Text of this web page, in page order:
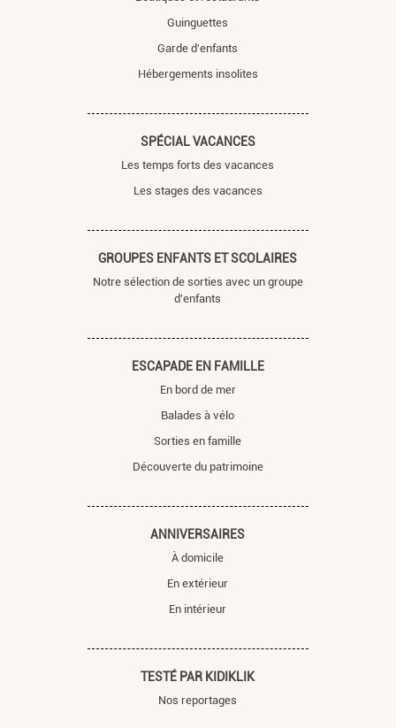
Guinguettes
Garde d'enfants
Hébergements insolites
SPÉCIAL VACANCES
Les temps forts des vacances
Les stages des vacances
GROUPES ENFANTS ET SCOLAIRES
Notre sélection de sorties avec un groupe
d'enfants
ESCAPADE EN FAMILLE
En bord de mer
Balades à vélo
Sorties en famille
Découverte du patrimoine
ANNIVERSAIRES
À domicile
En extérieur
En intérieur
TESTÉ PAR KIDIKLIK
Nos reportages